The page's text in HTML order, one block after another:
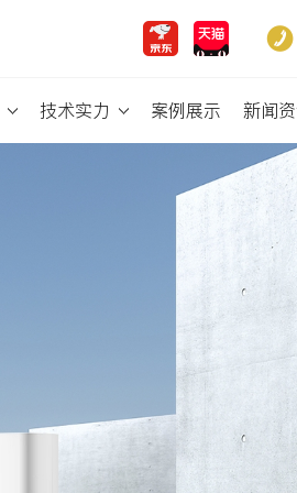
技术实力 案例展示 新闻